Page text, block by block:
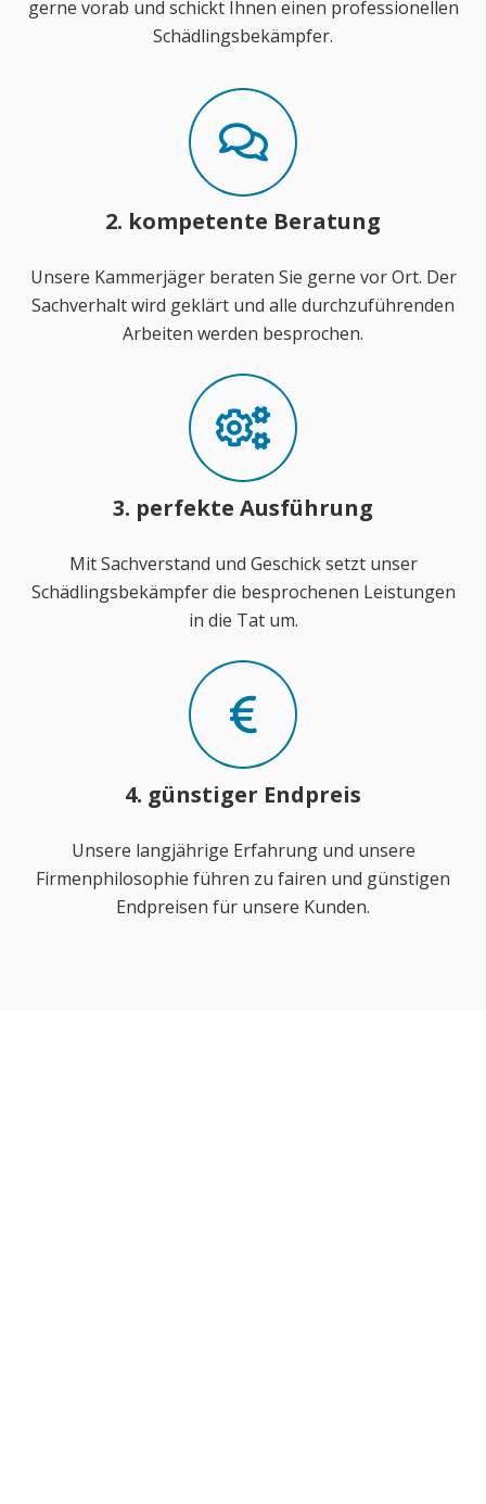
gerne vorab und schickt Ihnen einen professionellen
Schädlingsbekämpfer.
2. kompetente Beratung
Unsere Kammerjäger beraten Sie gerne vor Ort. Der
Sachverhalt wird geklärt und alle durchzuführenden
Arbeiten werden besprochen.
3. perfekte Ausführung
Mit Sachverstand und Geschick setzt unser
Schädlingsbekämpfer die besprochenen Leistungen
in die Tat um.
4. günstiger Endpreis
Unsere langjährige Erfahrung und unsere
Firmenphilosophie führen zu fairen und günstigen
Endpreisen für unsere Kunden.